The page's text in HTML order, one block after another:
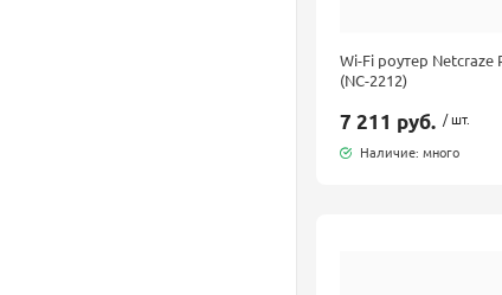
Wi-Fi роутер Netcraze
(NC-2212)
7 211 руб. / шт.
Наличие: много